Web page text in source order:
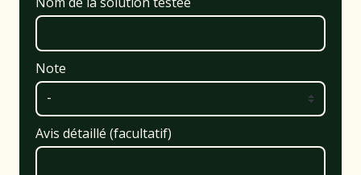
Note
Avis détaillé (facultatif)